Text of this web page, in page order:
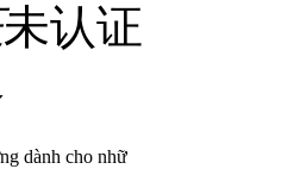
未认证
dành cho nhữ